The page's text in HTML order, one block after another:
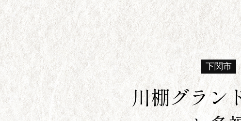
下関市
川棚グラン